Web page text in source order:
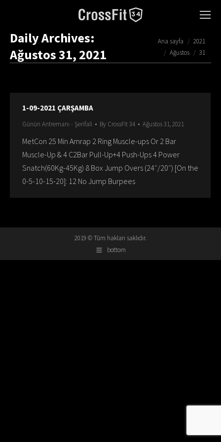
Daily Archives:
Ağustos 31, 2021
You are here:
Ana sayfa
2021
Ağustos
31
1-09-2021 ÇARŞAMBA
Günün Antremanı - Şerifali By CrossFit 34 Ağustos 31, 2021
MetCon 25 Min Amrap 2 Ring Muscle-ups Or 2 Bar
Muscle-Up & 4 C2Bar Pull-Up+4 Push-Ups 4 Power
Snatch(60Kg-45Kg) 8 Box Jump Overs (24″/20″) [On the
0-5-10-15-20]: 12 No Jump Burpees
2019 © Tüm hakları saklıdır.
bottom